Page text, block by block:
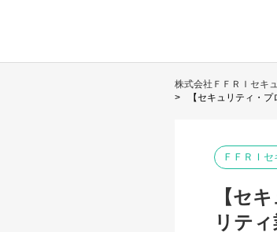
株式会社ＦＦＲＩセキ
【セキュリティ・
ＦＦＲＩセ
【セ
リテ